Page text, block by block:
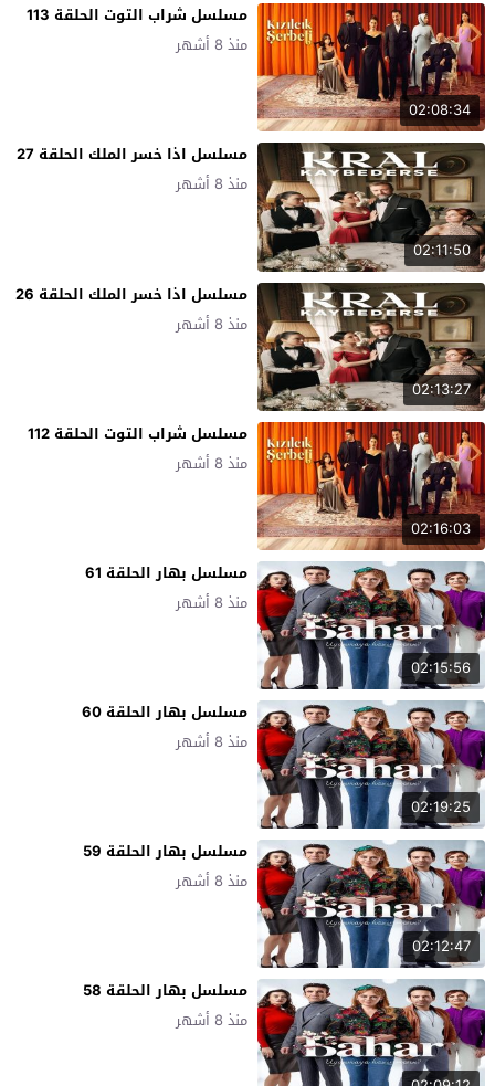
02:08:34
مسلسل شراب التوت الحلقة 113
منذ 8 أشهر
02:11:50
مسلسل اذا خسر الملك الحلقة 27
منذ 8 أشهر
02:13:27
مسلسل اذا خسر الملك الحلقة 26
منذ 8 أشهر
02:16:03
مسلسل شراب التوت الحلقة 112
منذ 8 أشهر
02:15:56
مسلسل بهار الحلقة 61
منذ 8 أشهر
02:19:25
مسلسل بهار الحلقة 60
منذ 8 أشهر
02:12:47
مسلسل بهار الحلقة 59
منذ 8 أشهر
مسلسل بهار الحلقة 58
منذ 8 أشهر